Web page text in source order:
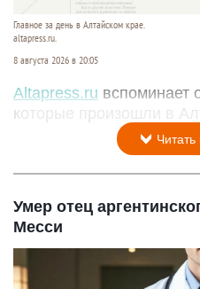
Главное за день в Алтайском крае.
altapress.ru.
8 августа 2026 в 20:05
Altapress.ru вспоминает
которые произошли в
Умер отец
Месси